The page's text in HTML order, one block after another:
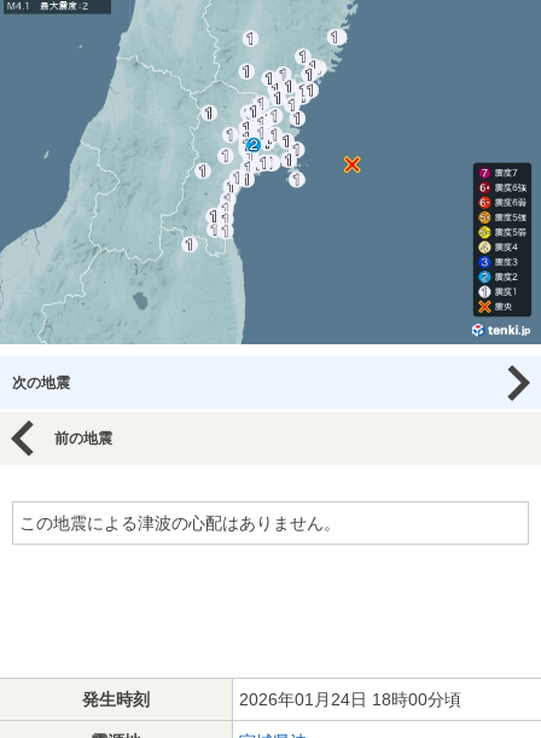
次の地震
前の地震
この地震による津波の心配はありません。
発生時刻 2026年01月24日 18時00分頃